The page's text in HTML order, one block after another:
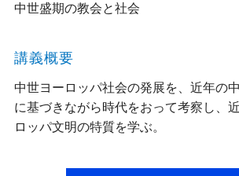
中世盛期の教会と社会
講義概要
中世ヨーロッパ社会の発展を、近年の
に基づきながら時代をおって考察し、
ロッパ文明の特質を学ぶ。